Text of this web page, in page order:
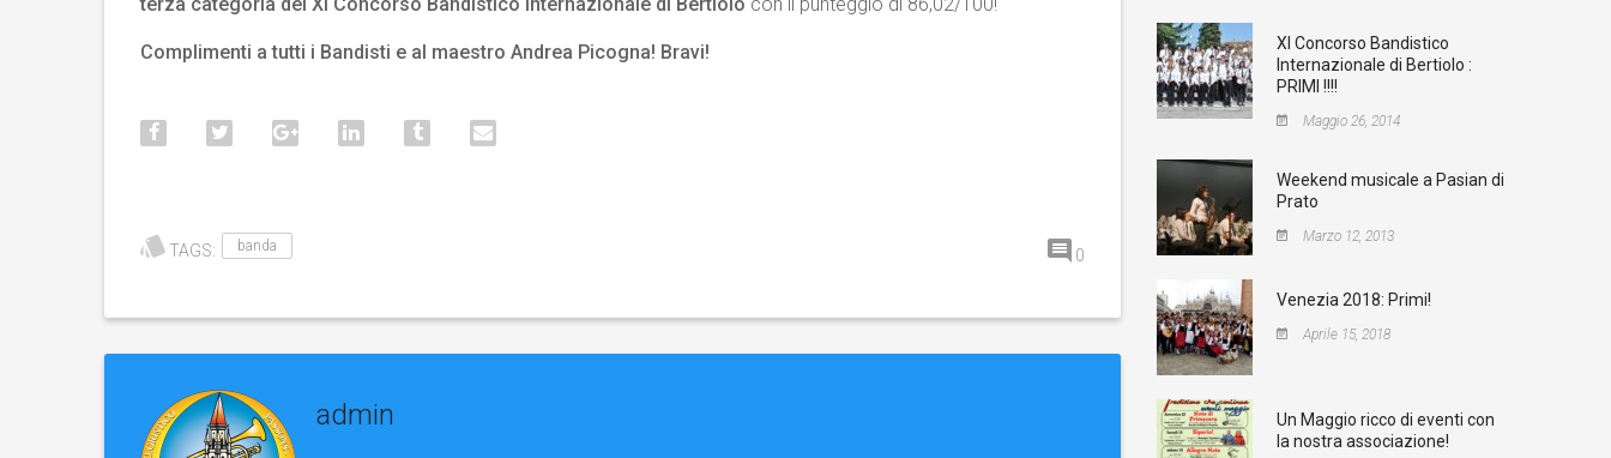
Complimenti a tutti i Bandisti e al maestro Andrea Picogna! Bravi!
TAGS: banda 0
admin
XI Concorso Bandistico
Internazionale di Bertiolo :
PRIMI !!!!
Maggio 26, 2014
Weekend musicale a Pasian di
Prato
Marzo 12, 2013
Venezia 2018: Primi!
Aprile 15, 2018
Un Maggio ricco di eventi con
la nostra associazione!